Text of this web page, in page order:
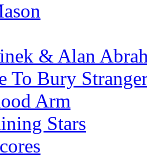
& Alan
To Bury
Arm
Stars